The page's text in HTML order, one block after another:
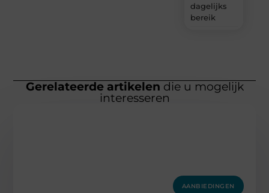
dagelijks
bereik
Gerelateerde artikelen die u mogelijk
interesseren
AANBIEDINGEN